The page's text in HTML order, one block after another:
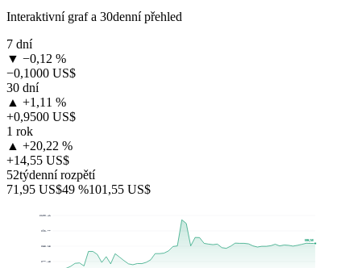
Interaktivní graf a 30denní přehled
7 dní
▼ −0,12 %
−0,1000 US$
30 dní
▲ +1,11 %
+0,9500 US$
1 rok
▲ +20,22 %
+14,55 US$
52týdenní rozpětí
71,95 US$49 %101,55 US$
$77,48
$85,13
$92,77
$100,41
$86,50